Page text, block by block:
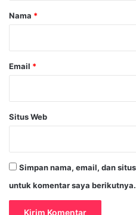
rNama *
Email *
Situs Web
Simpan nama, email, dan
untuk komentar saya berikutnya.